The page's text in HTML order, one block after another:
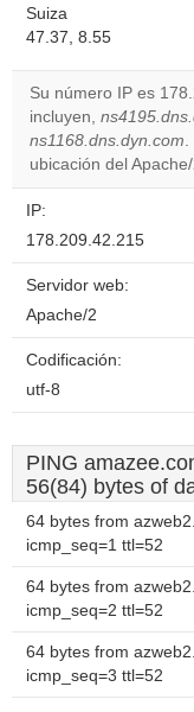
Suiza
47.37, 8.55
Su número IP es
incluyen,
ns1168.dns.dyn.com.
ubicación del
IP:
178.209.42.215
Servidor web:
Apache/2
Codificación:
utf-8
PING
56(84) bytes of
64 bytes from
icmp_seq=1 ttl=52
64 bytes from
icmp_seq=2 ttl=52
64 bytes from
icmp_seq=3 ttl=52